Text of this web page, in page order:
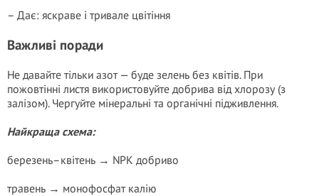
– Дає: яскраве і тривале цвітіння
Важливі поради
Не давайте тільки азот — буде зелень без квітів. При
пожовтінні листя використовуйте добрива від хлорозу (з
залізом). Чергуйте мінеральні та органічні підживлення.
Найкраща схема:
березень–квітень → NPK добриво
травень → монофосфат калію